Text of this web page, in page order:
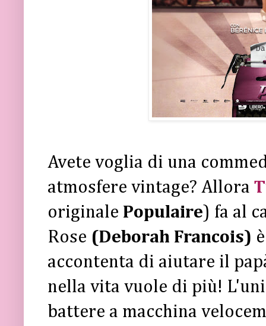
Avete voglia di una
atmosfere vintage? Allora
originale Populaire) fa al
Rose (Deborah Francois)
accontenta di aiutare il
nella vita vuole di più!
battere a macchina